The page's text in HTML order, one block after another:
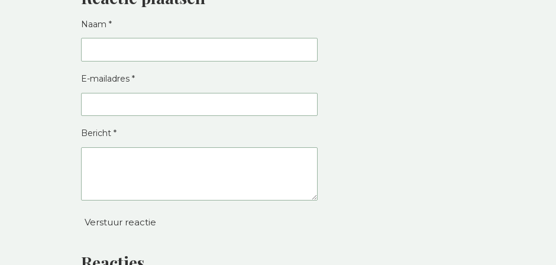
Naam *
E-mailadres *
Bericht *
Verstuur reactie